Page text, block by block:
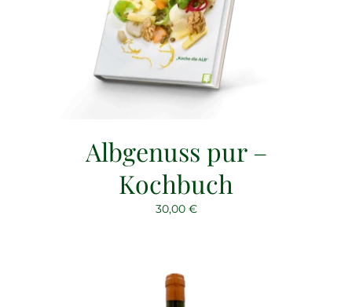
Albgenuss pur –
Kochbuch
30,00 €